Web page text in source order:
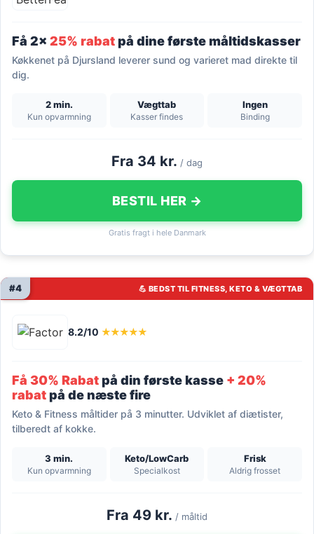
Få 2x 25% rabatpå dine første måltidskasser
Køkkenet på Djursland leverer sund og varieret mad direkte til
dig.
2 min.
Kun opvarmning
Vægttab
Kasser findes
Ingen
Binding
Fra 34 kr. / dag
BESTIL HER →
Gratis fragt i hele Danmark
💪 BEDST TIL FITNESS, KETO & VÆGTTAB
#4
8.2/10 ★★★★★
Få 30% Rabatpå din første kasse + 20%
rabatpå de næste fire
Keto & Fitness måltider på 3 minutter. Udviklet af diætister,
tilberedt af kokke.
3 min.
Kun opvarmning
Keto/LowCarb
Specialkost
Frisk
Aldrig frosset
Fra 49 kr. / måltid